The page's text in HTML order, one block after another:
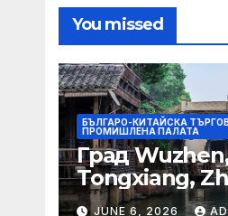
You missed
БЪЛГАРО-КИТАЙСКА
ПРОМИШЛЕНА ПАЛАТА
Град
Tongxiang,
– JUNE 6, 2026